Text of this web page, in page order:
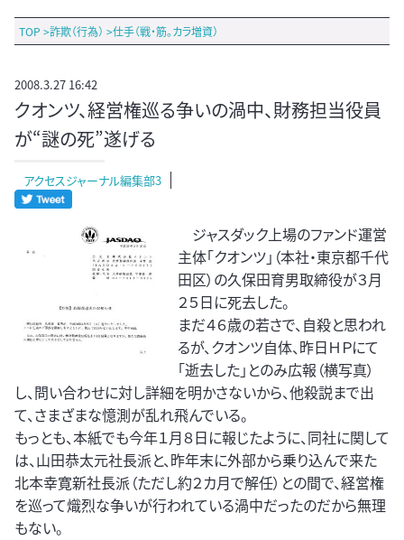
TOP >詐欺（行為） >仕手（戦・筋。カラ増資）
2008.3.27 16:42
クオンツ、経営権巡る争いの渦中、財務担当役員
が“謎の死”遂げる
アクセスジャーナル編集部3
ジャスダック上場のファンド運営
主体「クオンツ」（本社・東京都千代
田区）の久保田育男取締役が３月
２５日に死去した。
まだ４６歳の若さで、自殺と思われ
るが、クオンツ自体、昨日ＨＰにて
「逝去した」とのみ広報（横写真）
し、問い合わせに対し詳細を明かさないから、他殺説まで出
て、さまざまな憶測が乱れ飛んでいる。
もっとも、本紙でも今年１月８日に報じたように、同社に関して
は、山田恭太元社長派と、昨年末に外部から乗り込んで来た
北本幸寛新社長派（ただし約２カ月で解任）との間で、経営権
を巡って熾烈な争いが行われている渦中だったのだから無理
もない。